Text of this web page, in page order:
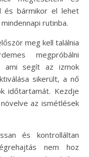
és bármikor el lehet
rutinba.
meg kell találnia
megpróbálni
ami segít az izmok
sikerült, a nő
időtartamát. Kezdje
az ismétlések
és kontrolláltan
nem hoz